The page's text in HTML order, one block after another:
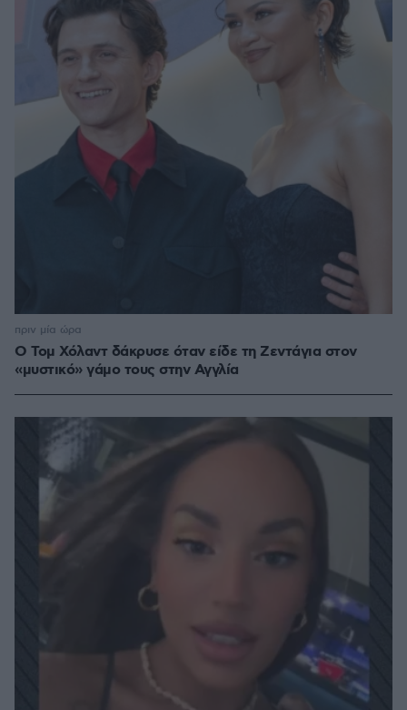
Ο Τομ Χόλαντ δάκρυσε όταν είδε τη Ζεντάγια στον
«μυστικό» γάμο τους στην Αγγλία
πριν μία ώρα